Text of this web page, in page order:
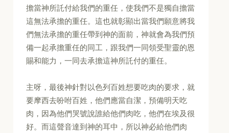
擔當神所託付給我們的重任，使我們不是獨自擔當
這無法承擔的重任。這也就彰顯出當我們願意將我
們無法承擔的重任帶到神的面前，神就會為我們預
備一起承擔重任的同工，跟我們一同領受聖靈的恩
賜和能力，一同去承擔這神所託付的重任。
主呀，最後神針對以色列百姓想要吃肉的要求，就
要摩西去吩咐百姓，他們應當自潔，預備明天吃
肉，因為他們哭號說誰給他們肉吃，他們在埃及很
好。而這聲音達到神的耳中，所以神必給他們肉